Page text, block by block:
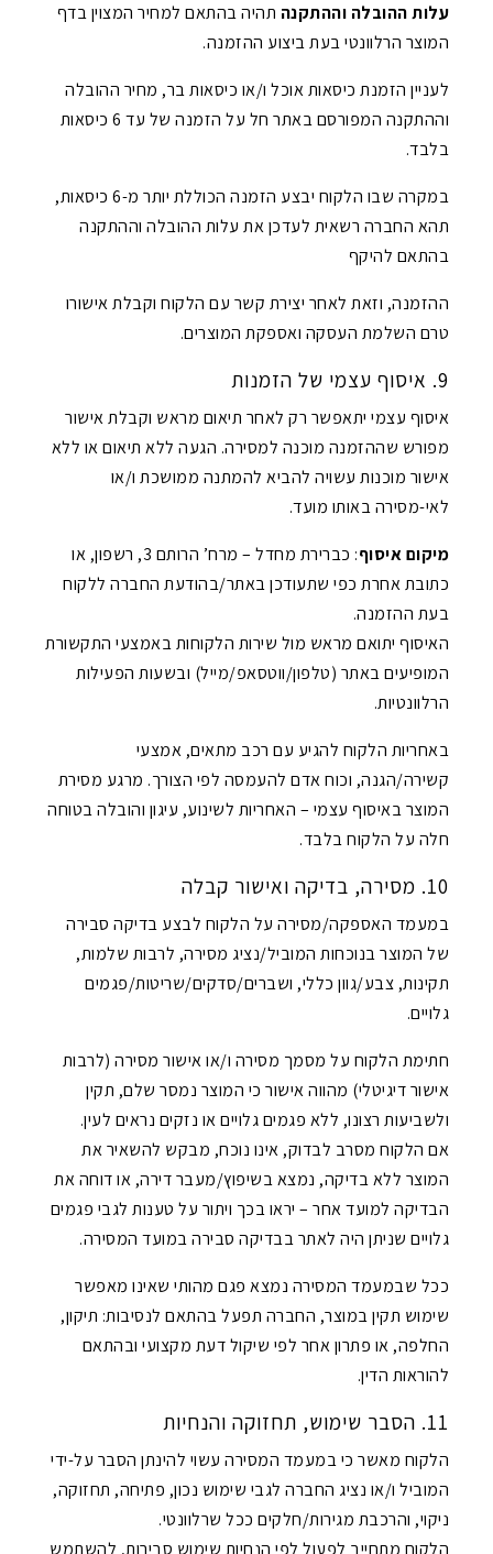
עלות ההובלה וההתקנה תהיה בהתאם למחיר המצוין בדף
המוצר הרלוונטי בעת ביצוע ההזמנה.
לעניין הזמנת כיסאות אוכל ו/או כיסאות בר, מחיר ההובלה
וההתקנה המפורסם באתר חל על הזמנה של עד 6 כיסאות
בלבד.
במקרה שבו הלקוח יבצע הזמנה הכוללת יותר מ-6 כיסאות,
תהא החברה רשאית לעדכן את עלות ההובלה וההתקנה
בהתאם להיקף
ההזמנה, וזאת לאחר יצירת קשר עם הלקוח וקבלת אישורו
טרם השלמת העסקה ואספקת המוצרים.
9. איסוף עצמי של הזמנות
איסוף עצמי יתאפשר רק לאחר תיאום מראש וקבלת אישור
מפורש שההזמנה מוכנה למסירה. הגעה ללא תיאום או ללא
אישור מוכנות עשויה להביא להמתנה ממושכת ו/או
לאי-מסירה באותו מועד.
מיקום איסוף
: כברירת מחדל – מרח’ הרותם 3, רשפון, או
כתובת אחרת כפי שתעודכן באתר/בהודעת החברה ללקוח
בעת ההזמנה.
האיסוף יתואם מראש מול שירות הלקוחות באמצעי התקשורת
המופיעים באתר (טלפון/ווטסאפ/מייל) ובשעות הפעילות
הרלוונטיות.
באחריות הלקוח להגיע עם רכב מתאים, אמצעי
קשירה/הגנה, וכוח אדם להעמסה לפי הצורך. מרגע מסירת
המוצר באיסוף עצמי – האחריות לשינוע, עיגון והובלה בטוחה
חלה על הלקוח בלבד.
10. מסירה, בדיקה ואישור קבלה
במעמד האספקה/מסירה על הלקוח לבצע בדיקה סבירה
של המוצר בנוכחות המוביל/נציג מסירה, לרבות שלמות,
תקינות, צבע/גוון כללי, ושברים/סדקים/שריטות/פגמים
גלויים.
חתימת הלקוח על מסמך מסירה ו/או אישור מסירה (לרבות
אישור דיגיטלי) מהווה אישור כי המוצר נמסר שלם, תקין
ולשביעות רצונו, ללא פגמים גלויים או נזקים נראים לעין.
אם הלקוח מסרב לבדוק, אינו נוכח, מבקש להשאיר את
המוצר ללא בדיקה, נמצא בשיפוץ/מעבר דירה, או דוחה את
הבדיקה למועד אחר – יראו בכך ויתור על טענות לגבי פגמים
גלויים שניתן היה לאתר בבדיקה סבירה במועד המסירה.
ככל שבמעמד המסירה נמצא פגם מהותי שאינו מאפשר
שימוש תקין במוצר, החברה תפעל בהתאם לנסיבות: תיקון,
החלפה, או פתרון אחר לפי שיקול דעת מקצועי ובהתאם
להוראות הדין.
11. הסבר שימוש, תחזוקה והנחיות
הלקוח מאשר כי במעמד המסירה עשוי להינתן הסבר על-ידי
המוביל ו/או נציג החברה לגבי שימוש נכון, פתיחה, תחזוקה,
ניקוי, והרכבת מגירות/חלקים ככל שרלוונטי.
הלקוח מתחייב לפעול לפי הנחיות שימוש סבירות, להשתמש